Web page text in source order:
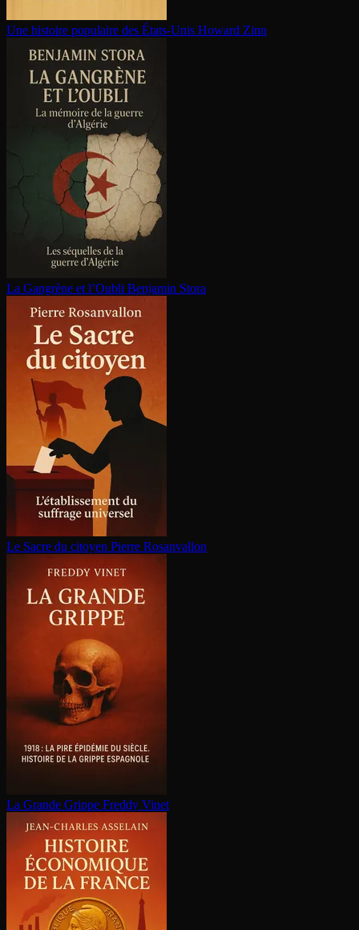
Une histoire populaire des États-Unis Howard Zinn
La Gangrène et l’Oubli Benjamin Stora
Le Sacre du citoyen Pierre Rosanvallon
La Grande Grippe Freddy Vinet